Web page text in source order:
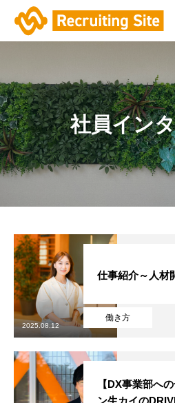
社員イン
働き方
仕事紹介～人材
2025.08.12
【DX事業部へ
ン生カイの